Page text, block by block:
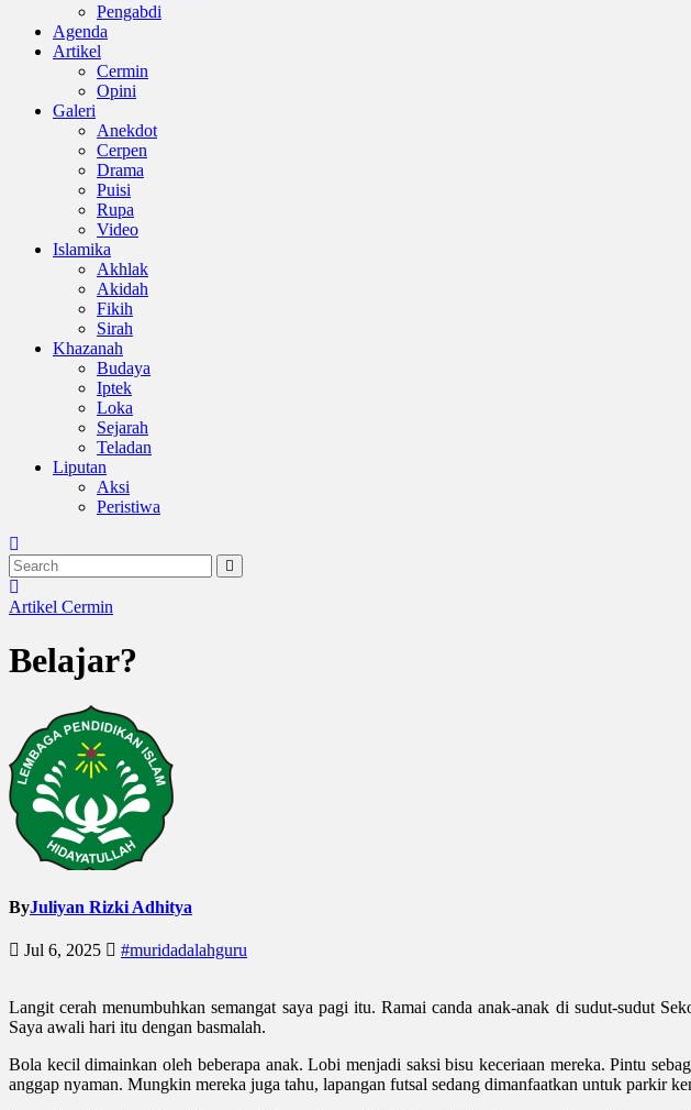
Pengabdi
Agenda
Artikel
Cermin
Opini
Galeri
Anekdot
Cerpen
Drama
Puisi
Rupa
Video
Islamika
Akhlak
Akidah
Fikih
Sirah
Khazanah
Budaya
Iptek
Loka
Sejarah
Teladan
Liputan
Aksi
Peristiwa
Artikel Cermin
Belajar?
ByJuliyan Rizki Adhitya
Jul 6, 2025 #muridadalahguru
Langit cerah menumbuhkan semangat saya pagi itu. Ramai canda anak-anak di sudut-sudut
Saya awali hari itu dengan basmalah.
Bola kecil dimainkan oleh beberapa anak. Lobi menjadi saksi bisu keceriaan mereka. Pintu
anggap nyaman. Mungkin mereka juga tahu, lapangan futsal sedang dimanfaatkan untuk parkir